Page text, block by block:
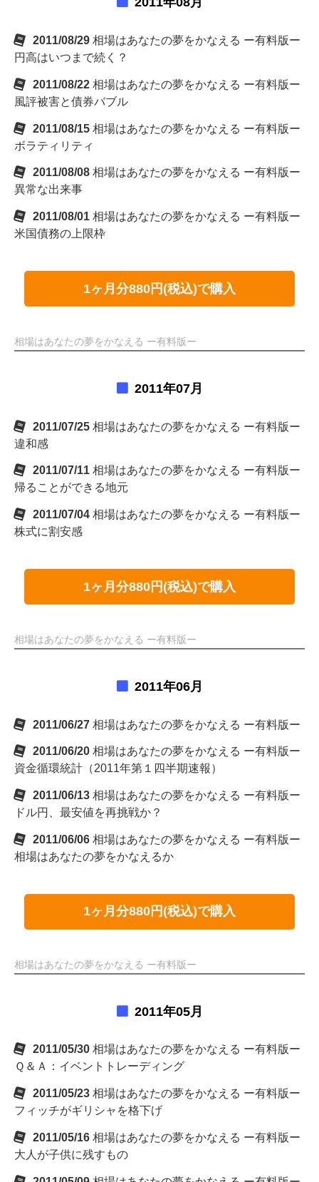
2011/08/29 相場はあなたの夢をかなえる ー有料版ー
円高はいつまで続く？
2011/08/22 相場はあなたの夢をかなえる ー有料版ー
風評被害と債券バブル
2011/08/15 相場はあなたの夢をかなえる ー有料版ー
ボラティリティ
2011/08/08 相場はあなたの夢をかなえる ー有料版ー
異常な出来事
2011/08/01 相場はあなたの夢をかなえる ー有料版ー
米国債務の上限枠
1ヶ月分880円(税込)で購入
相場はあなたの夢をかなえる ー有料版ー
2011年07月
2011/07/25 相場はあなたの夢をかなえる ー有料版ー
違和感
2011/07/11 相場はあなたの夢をかなえる ー有料版ー
帰ることができる地元
2011/07/04 相場はあなたの夢をかなえる ー有料版ー
株式に割安感
1ヶ月分880円(税込)で購入
相場はあなたの夢をかなえる ー有料版ー
2011年06月
2011/06/27 相場はあなたの夢をかなえる ー有料版ー
2011/06/20 相場はあなたの夢をかなえる ー有料版ー
資金循環統計（2011年第１四半期速報）
2011/06/13 相場はあなたの夢をかなえる ー有料版ー
ドル円、最安値を再挑戦か？
2011/06/06 相場はあなたの夢をかなえる ー有料版ー
相場はあなたの夢をかなえるか
1ヶ月分880円(税込)で購入
相場はあなたの夢をかなえる ー有料版ー
2011年05月
2011/05/30 相場はあなたの夢をかなえる ー有料版ー
Ｑ＆Ａ：イベントトレーディング
2011/05/23 相場はあなたの夢をかなえる ー有料版ー
フィッチがギリシャを格下げ
2011/05/16 相場はあなたの夢をかなえる ー有料版ー
大人が子供に残すもの